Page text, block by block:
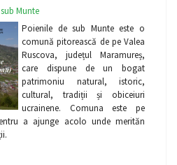
Munte
Poienile de sub Munte este o
comună pitorească de pe Valea
Ruscova, județul Maramureș,
care dispune de un bogat
patrimoniu natural, istoric,
cultural, tradiții și obiceiuri
ucrainene. Comuna este pe
a ajunge acolo unde merităn